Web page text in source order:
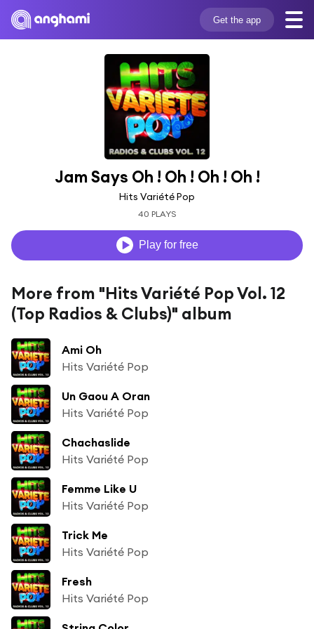
Get the app
Jam Says Oh ! Oh ! Oh ! Oh !
Hits Variété Pop
40 PLAYS
Play for free
More from "Hits Variété Pop Vol. 12
(Top Radios & Clubs)" album
Ami Oh
Hits Variété Pop
Un Gaou A Oran
Hits Variété Pop
Chachaslide
Hits Variété Pop
Femme Like U
Hits Variété Pop
Trick Me
Hits Variété Pop
Fresh
Hits Variété Pop